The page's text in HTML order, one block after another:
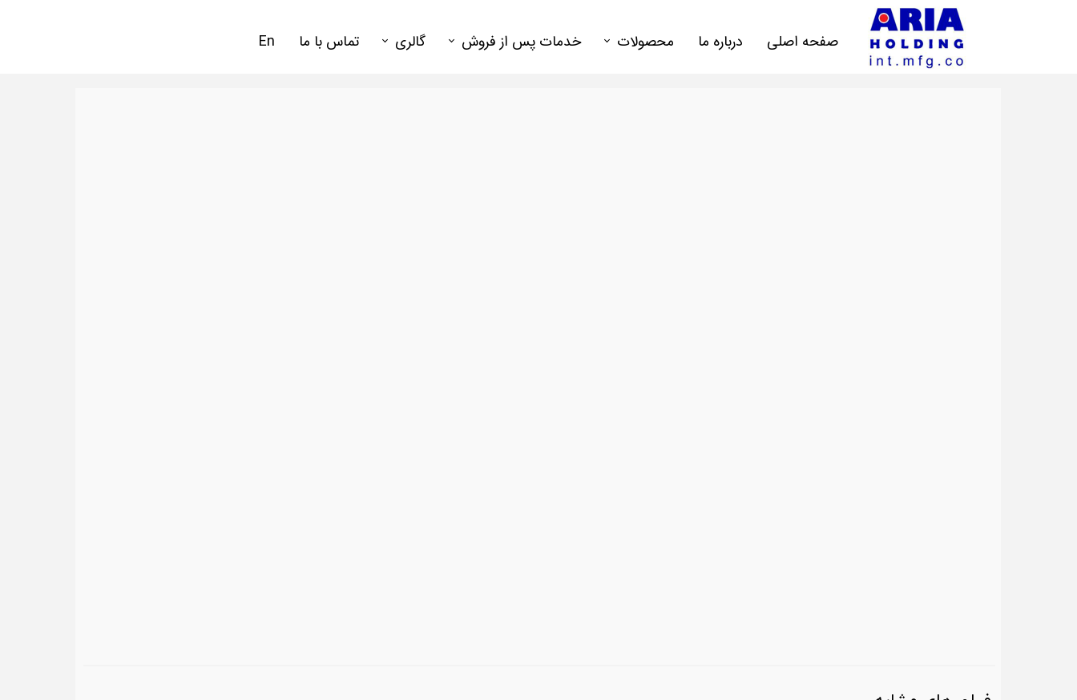
صفحه اصلی درباره ما محصولات خدمات پس از فروش گالری تماس با ما En